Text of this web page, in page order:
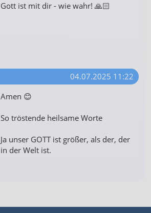
Gott ist mit dir - wie wahr! 🙏🏻
04.07.2025 11:22
Amen 😊
So tröstende heilsame Worte
Ja unser GOTT ist größer, als der, der
in der Welt ist.